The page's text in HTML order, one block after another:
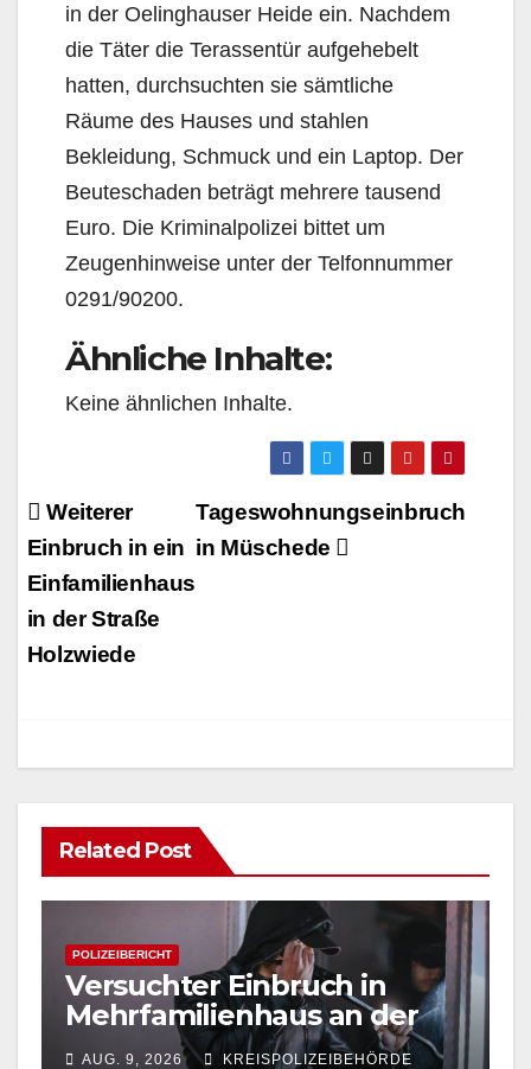
in der Oelinghauser Heide ein. Nachdem
die Täter die Terassentür aufgehebelt
hatten, durchsuchten sie sämtliche
Räume des Hauses und stahlen
Bekleidung, Schmuck und ein Laptop. Der
Beuteschaden beträgt mehrere tausend
Euro. Die Kriminalpolizei bittet um
Zeugenhinweise unter der Telfonnummer
0291/90200.
Ähnliche Inhalte:
Keine ähnlichen Inhalte.
Beitragsnavigation
Tageswohnungseinbruch
in Müschede
Weiterer
Einbruch in ein
Einfamilienhaus
in der Straße
Holzwiede
Related Post
POLIZEIBERICHT
Versuchter Einbruch in
Mehrfamilienhaus an der
Uferstraße in Arnsberg
AUG. 9, 2026 KREISPOLIZEIBEHÖRDE